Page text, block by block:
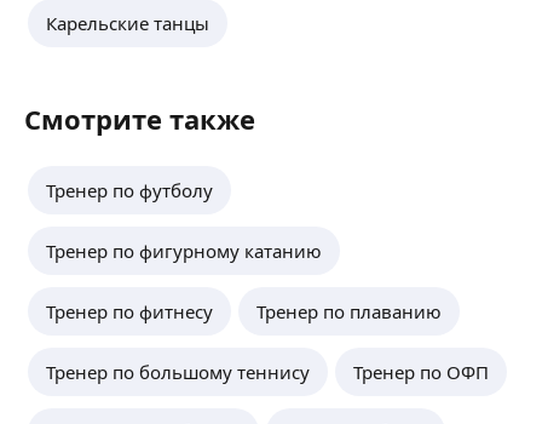
Карельские танцы
Смотрите также
Тренер по футболу
Тренер по фигурному катанию
Тренер по фитнесу Тренер по плаванию
Тренер по большому теннису Тренер по ОФП